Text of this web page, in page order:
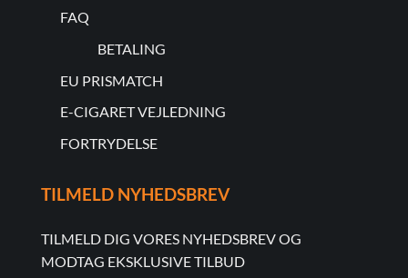
FAQ
BETALING
EU PRISMATCH
E-CIGARET VEJLEDNING
FORTRYDELSE
TILMELD NYHEDSBREV
TILMELD DIG VORES NYHEDSBREV OG
MODTAG EKSKLUSIVE TILBUD